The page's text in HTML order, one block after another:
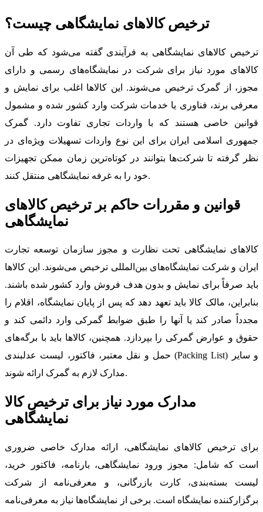
ترخیص کالاهای نمایشگاهی چیست؟
ترخیص کالاهای نمایشگاهی به فرآیندی گفته می‌شود که طی آن
کالاهای مورد نیاز برای شرکت در نمایشگاه‌های رسمی و دارای
مجوز، از گمرک ترخیص می‌شوند. این کالاها اغلب برای نمایش و
معرفی برند، فناوری یا خدمات شرکت وارد کشور شده و مشمول
قوانین خاصی هستند که با واردات تجاری تفاوت دارد. گمرک
جمهوری اسلامی ایران برای این نوع واردات تسهیلات ویژه‌ای در
نظر گرفته تا شرکت‌ها بتوانند در کوتاه‌ترین زمان ممکن تجهیزات
خود را به غرفه نمایشگاهی منتقل کنند.
قوانین و مقررات حاکم بر ترخیص کالاهای
نمایشگاهی
کالاهای نمایشگاهی تحت نظارت و مجوز سازمان توسعه تجارت
ایران و شرکت نمایشگاه‌های بین‌المللی ترخیص می‌شوند. این کالاها
باید صرفاً برای نمایش و بدون هدف فروش وارد کشور شده باشند.
بنابراین، مالک کالا باید تعهد دهد که پس از پایان نمایشگاه، اقلام را
مجدداً صادر کند یا آنها را طبق ضوابط گمرکی وارد دائمی کند و
حقوق و عوارض گمرکی را بپردازد. همچنین، کالاها باید با برگه‌های
حمل و نقل معتبر، فاکتور، لیست عدلبندی (Packing List) و سایر
مدارک لازم به گمرک ارائه شوند.
مدارک مورد نیاز برای ترخیص کالا
نمایشگاهی
برای ترخیص کالاهای نمایشگاهی، ارائه مدارک خاصی ضروری
است که شامل: مجوز ورود نمایشگاهی، بارنامه، فاکتور خرید،
لیست بسته‌بندی، کارت بازرگانی، و معرفی‌نامه از شرکت
برگزارکننده نمایشگاه است. برخی از نمایشگاه‌ها نیاز به معرفی‌نامه